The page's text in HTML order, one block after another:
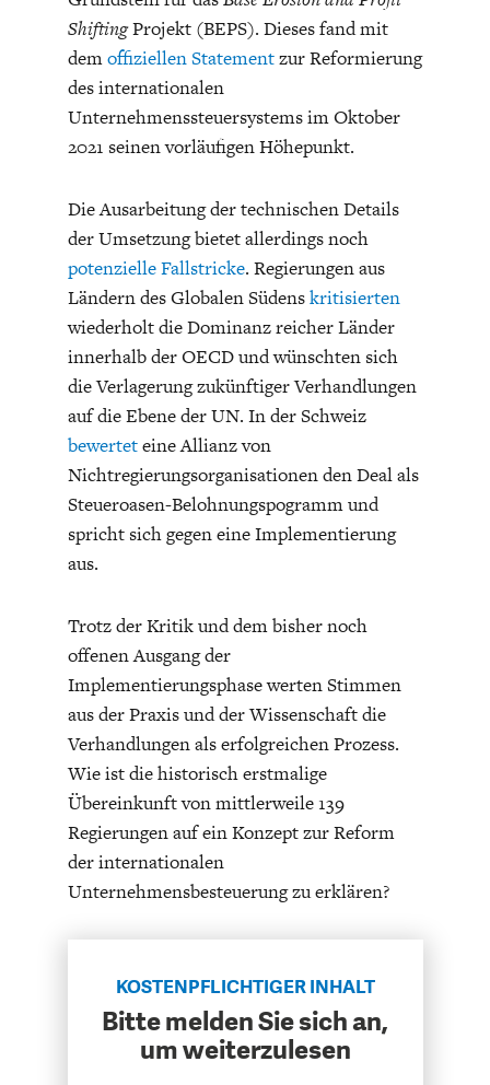
DAS DEUTSCHE
GESUNDHEITSWESEN
DIE NÄCHSTE STUFE DER
GLOBALISIERUNG
GERMANOMICS
DEUTSCHLAND UND DIE
DIGITALISIERUNG
GELDPOLITIK
GESELLSCHAFT
HÖRSAAL
MAKROTHEK
ShiftingProjekt (BEPS). Dieses fand mit
demoffiziellen Statementzur Reformierung
des internationalen
Unternehmenssteuersystems im Oktober
2021 seinen vorläufigen Höhepunkt.
Die Ausarbeitung der technischen Details
der Umsetzung bietet allerdings noch
potenzielle Fallstricke. Regierungen aus
Ländern des Globalen Südenskritisierten
wiederholt die Dominanz reicher Länder
innerhalb der OECD und wünschten sich
die Verlagerung zukünftiger Verhandlungen
auf die Ebene der UN. In der Schweiz
bewerteteine Allianz von
Nichtregierungsorganisationen den Deal als
Steueroasen-Belohnungspogramm und
spricht sich gegen eine Implementierung
aus.
Trotz der Kritik und dem bisher noch
offenen Ausgang der
Implementierungsphase werten Stimmen
aus der Praxis und der Wissenschaft die
Verhandlungen als erfolgreichen Prozess.
Wie ist die historisch erstmalige
Übereinkunft von mittlerweile 139
Regierungen auf ein Konzept zur Reform
der internationalen
Unternehmensbesteuerung zu erklären?
KOSTENPFLICHTIGER INHALT
Bitte melden Sie sich an,
um weiterzulesen